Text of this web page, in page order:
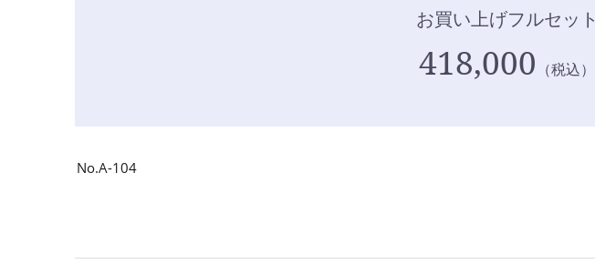
お買い上げフルセット
418,000 （税込）
No.A-104